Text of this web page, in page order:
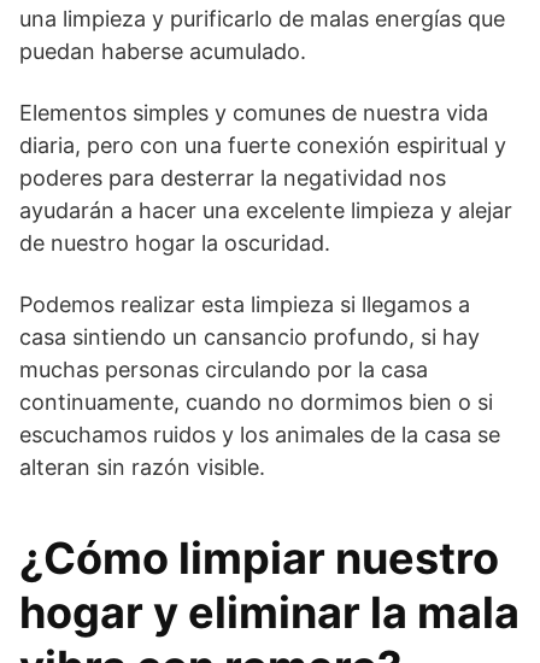
una limpieza y purificarlo de malas energías que
puedan haberse acumulado.
Elementos simples y comunes de nuestra vida
diaria, pero con una fuerte conexión espiritual y
poderes para desterrar la negatividad nos
ayudarán a hacer una excelente limpieza y alejar
de nuestro hogar la oscuridad.
Podemos realizar esta limpieza si llegamos a
casa sintiendo un cansancio profundo, si hay
muchas personas circulando por la casa
continuamente, cuando no dormimos bien o si
escuchamos ruidos y los animales de la casa se
alteran sin razón visible.
¿Cómo limpiar nuestro
hogar y eliminar la mala